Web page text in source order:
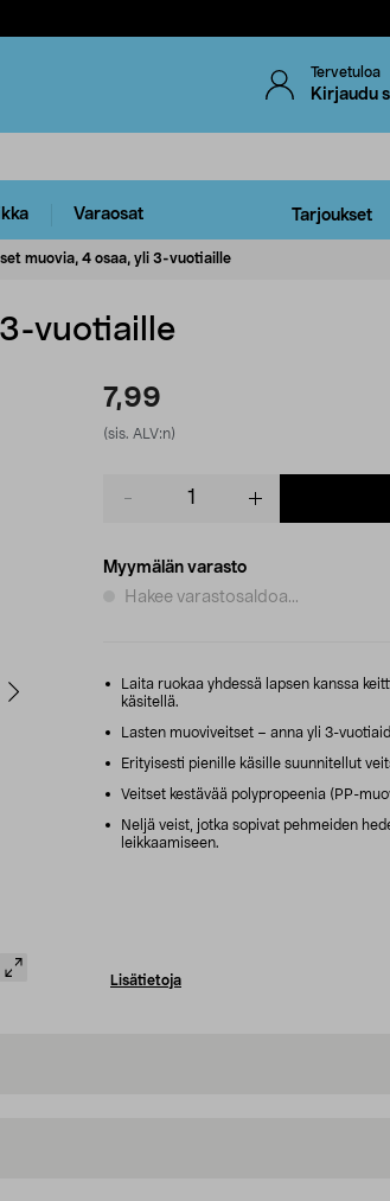
Tervetuloa
Kirjaudu
Varaosat Tarjoukset
muovia, 4 osaa, yli 3-vuotiaille
vuotiaille
7,99
(sis. ALV:n)
Myymälän varasto
Hakee varastosaldoa...
Laita ruokaa yhdessä lapsen kanssa
käsitellä.
Lasten muoviveitset – anna yli 3-
Erityisesti pienille käsille suunnitellut
Veitset kestävää polypropeenia (PP-
Neljä veist, jotka sopivat pehmeiden
leikkaamiseen.
Lisätietoja